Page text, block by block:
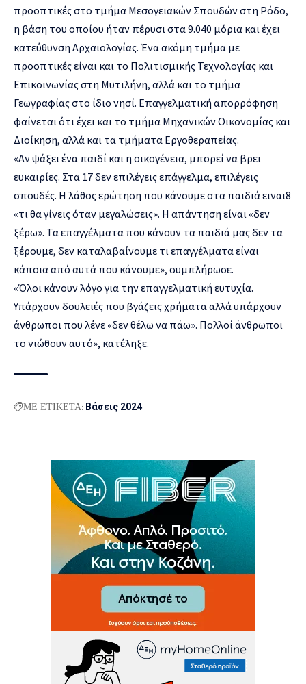
προοπτικές στο τμήμα Μεσογειακών Σπουδών στη Ρόδο,
η βάση του οποίου ήταν πέρυσι στα 9.040 μόρια και έχει
κατεύθυνση Αρχαιολογίας. Ένα ακόμη τμήμα με
προοπτικές είναι και το Πολιτισμικής Τεχνολογίας και
Επικοινωνίας στη Μυτιλήνη, αλλά και το τμήμα
Γεωγραφίας στο ίδιο νησί. Επαγγελματική απορρόφηση
φαίνεται ότι έχει και το τμήμα Μηχανικών Οικονομίας και
Διοίκηση, αλλά και τα τμήματα Εργοθεραπείας.
«Αν ψάξει ένα παιδί και η οικογένεια, μπορεί να βρει
ευκαιρίες. Στα 17 δεν επιλέγεις επάγγελμα, επιλέγεις
σπουδές. Η λάθος ερώτηση που κάνουμε στα παιδιά ειναι8
«τι θα γίνεις όταν μεγαλώσεις». Η απάντηση είναι «δεν
ξέρω». Τα επαγγέλματα που κάνουν τα παιδιά μας δεν τα
ξέρουμε, δεν καταλαβαίνουμε τι επαγγέλματα είναι
κάποια από αυτά που κάνουμε», συμπλήρωσε.
«Όλοι κάνουν λόγο για την επαγγελματική ευτυχία.
Υπάρχουν δουλειές που βγάζεις χρήματα αλλά υπάρχουν
άνθρωποι που λένε «δεν θέλω να πάω». Πολλοί άνθρωποι
το νιώθουν αυτό», κατέληξε.
ΜΕ ΕΤΙΚΕΤΑ: Βάσεις 2024